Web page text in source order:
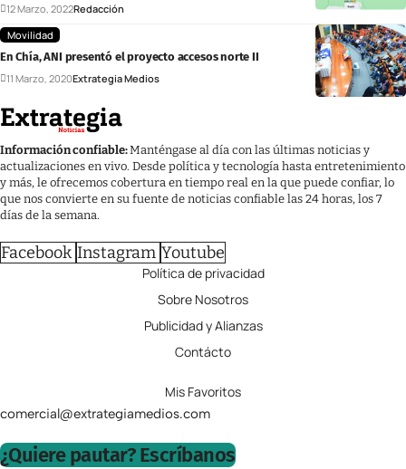
12 Marzo, 2022Redacción
Movilidad
En Chía, ANI presentó el proyecto accesos norte II
11 Marzo, 2020Extrategia Medios
Información confiable:Manténgase al día con las últimas noticias y
actualizaciones en vivo. Desde política y tecnología hasta entretenimiento
y más, le ofrecemos cobertura en tiempo real en la que puede confiar, lo
que nos convierte en su fuente de noticias confiable las 24 horas, los 7
días de la semana.
Facebook Instagram Youtube
Política de privacidad
Sobre Nosotros
Publicidad y Alianzas
Contácto
Mis Favoritos
comercial@extrategiamedios.com
¿Quiere pautar? Escríbanos